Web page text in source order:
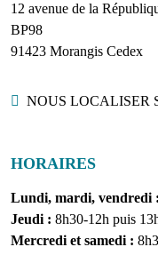
12 avenue de la
BP98
91423 Morangis Cedex
NOUS LOCALISER
HORAIRES
Lundi, mardi, vendredi :
Jeudi : 8h30-12h puis
Mercredi et samedi :